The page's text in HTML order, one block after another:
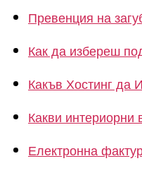
Превенция на
Как да избереш
Какъв Хостинг да
Какви интериорни
Електронна